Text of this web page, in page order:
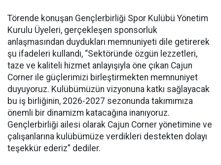
Törende konuşan Gençlerbirliği Spor Kulübü Yönetim
Kurulu Üyeleri, gerçekleşen sponsorluk
anlaşmasından duydukları memnuniyeti dile getirerek
şu ifadeleri kullandı, “Sektöründe özgün lezzetleri,
taze ve kaliteli hizmet anlayışıyla öne çıkan Cajun
Corner ile güçlerimizi birleştirmekten memnuniyet
duyuyoruz. Kulübümüzün vizyonuna katkı sağlayacak
bu iş birliğinin, 2026-2027 sezonunda takımımıza
önemli bir dinamizm katacağına inanıyoruz.
Gençlerbirliği ailesi olarak Cajun Corner yönetimine ve
çalışanlarına kulübümüze verdikleri destekten dolayı
teşekkür ederiz” dediler.